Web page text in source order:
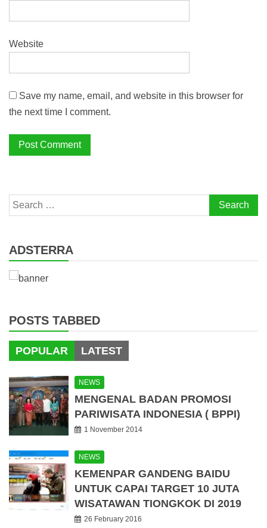
Website
Save my name, email, and website in this browser for
the next time I comment.
Search
for:
ADSTERRA
POSTS TABBED
POPULAR LATEST
NEWS
MENGENAL BADAN PROMOSI
PARIWISATA INDONESIA ( BPPI)
1 November 2014
NEWS
KEMENPAR GANDENG BAIDU
UNTUK CAPAI TARGET 10 JUTA
WISATAWAN TIONGKOK DI 2019
26 February 2016